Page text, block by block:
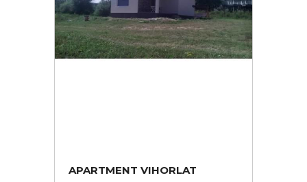
APARTMENT VIHORLAT